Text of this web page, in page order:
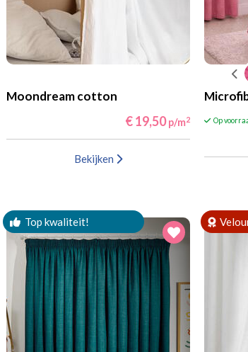
Moondream cotton
€ 19,50 p/m2
Bekijken
Op
Top kwaliteit!